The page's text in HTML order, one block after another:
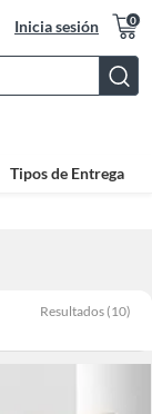
Inicia sesión 0
Bar
Tipos de Entrega
Resultados (10)